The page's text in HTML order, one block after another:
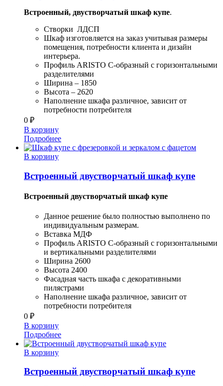
Встроенный, двустворчатый шкаф купе.
Створки ЛДСП
Шкаф изготовляется на заказ учитывая размеры
помещения, потребности клиента и дизайн
интерьера.
Профиль ARISTO C-образный с горизонтальными
разделителями
Ширина – 1850
Высота – 2620
Наполнение шкафа различное, зависит от
потребности потребителя
0 ₽
В корзину
Подробнее
В корзину
Встроенный двустворчатый шкаф купе
Встроенный двустворчатый шкаф купе
Данное решение было полностью выполнено по
индивидуальным размерам.
Вставка МДФ
Профиль ARISTO C-образный с горизонтальными
и вертикальными разделителями
Ширина 2600
Высота 2400
Фасадная часть шкафа с декоративными
пилястрами
Наполнение шкафа различное, зависит от
потребности потребителя
0 ₽
В корзину
Подробнее
В корзину
Встроенный двустворчатый шкаф купе